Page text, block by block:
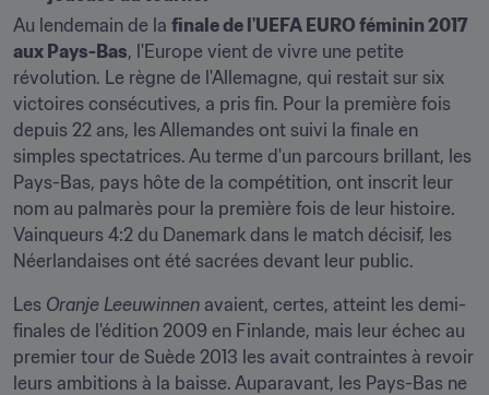
Au lendemain de la finale de l'UEFA EURO féminin 2017
aux Pays-Bas, l'Europe vient de vivre une petite
révolution. Le règne de l'Allemagne, qui restait sur six
victoires consécutives, a pris fin. Pour la première fois
depuis 22 ans, les Allemandes ont suivi la finale en
simples spectatrices. Au terme d'un parcours brillant, les
Pays-Bas, pays hôte de la compétition, ont inscrit leur
nom au palmarès pour la première fois de leur histoire.
Vainqueurs 4:2 du Danemark dans le match décisif, les
Néerlandaises ont été sacrées devant leur public.
Les Oranje Leeuwinnen avaient, certes, atteint les demi-
finales de l'édition 2009 en Finlande, mais leur échec au
premier tour de Suède 2013 les avait contraintes à revoir
leurs ambitions à la baisse. Auparavant, les Pays-Bas ne